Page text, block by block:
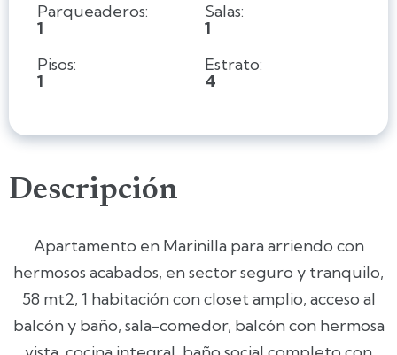
Parqueaderos:
1
Salas:
1
Pisos:
1
Estrato:
4
Descripción
Apartamento en Marinilla para arriendo con
hermosos acabados, en sector seguro y tranquilo,
58 mt2, 1 habitación con closet amplio, acceso al
balcón y baño, sala-comedor, balcón con hermosa